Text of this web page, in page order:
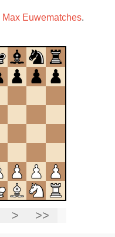
Max Euwematches.